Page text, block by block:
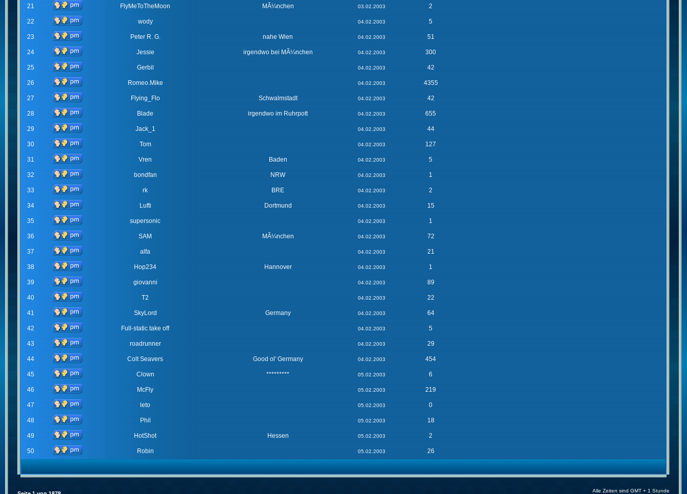
21 FlyMeToTheMoon MÃ¼nchen 03.02.2003 2
22 wody 04.02.2003 5
23 Peter R. G. nahe Wien 04.02.2003 51
24 Jessie irgendwo bei MÃ¼nchen 04.02.2003 300
25 Gerbil 04.02.2003 42
26 Romeo.Mike 04.02.2003 4355
27 Flying_Flo Schwalmstadt 04.02.2003 42
28 Blade irgendwo im Ruhrpott 04.02.2003 655
29 Jack_1 04.02.2003 44
30 Tom 04.02.2003 127
31 Vren Baden 04.02.2003 5
32 bondfan NRW 04.02.2003 1
33 rk BRE 04.02.2003 2
34 Lufti Dortmund 04.02.2003 15
35 supersonic 04.02.2003 1
36 SAM MÃ¼nchen 04.02.2003 72
37 alfa 04.02.2003 21
38 Hop234 Hannover 04.02.2003 1
39 giovanni 04.02.2003 89
40 T2 04.02.2003 22
41 SkyLord Germany 04.02.2003 64
42 Full-static take off 04.02.2003 5
43 roadrunner 04.02.2003 29
44 Colt Seavers Good ol' Germany 04.02.2003 454
45 Clown ********* 05.02.2003 6
46 McFly 05.02.2003 219
47 leto 05.02.2003 0
48 Phil 05.02.2003 18
49 HotShot Hessen 05.02.2003 2
50 Robin 05.02.2003 26
Alle Zeiten sind GMT + 1 Stunde